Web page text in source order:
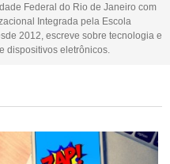
Federal do Rio de Janeiro com
Integrada pela Escola
2012, escreve sobre tecnologia e
dispositivos eletrônicos.